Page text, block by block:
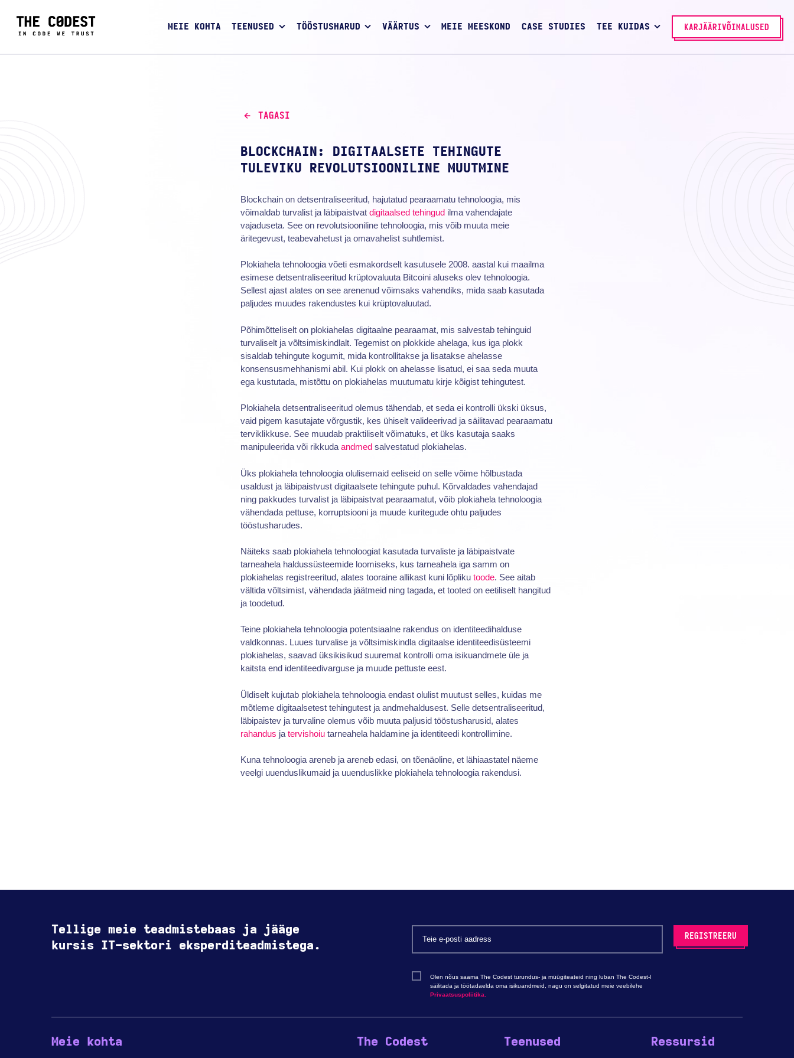
MEIE KOHTA TEENUSED TÖÖSTUSHARUD VÄÄRTUS MEIE MEESKOND CASE STUDIES TEE KUIDAS KARJÄÄRIVÕIMALUSED
TAGASI
BLOCKCHAIN: DIGITAALSETE TEHINGUTE
TULEVIKU REVOLUTSIOONILINE MUUTMINE
Blockchain on detsentraliseeritud, hajutatud pearaamatu tehnoloogia, mis
võimaldab turvalist ja läbipaistvat digitaalsed tehingudilma vahendajate
vajaduseta. See on revolutsiooniline tehnoloogia, mis võib muuta meie
äritegevust, teabevahetust ja omavahelist suhtlemist.
Plokiahela tehnoloogia võeti esmakordselt kasutusele 2008. aastal kui maailma
esimese detsentraliseeritud krüptovaluuta Bitcoini aluseks olev tehnoloogia.
Sellest ajast alates on see arenenud võimsaks vahendiks, mida saab kasutada
paljudes muudes rakendustes kui krüptovaluutad.
Põhimõtteliselt on plokiahelas digitaalne pearaamat, mis salvestab tehinguid
turvaliselt ja võltsimiskindlalt. Tegemist on plokkide ahelaga, kus iga plokk
sisaldab tehingute kogumit, mida kontrollitakse ja lisatakse ahelasse
konsensusmehhanismi abil. Kui plokk on ahelasse lisatud, ei saa seda muuta
ega kustutada, mistõttu on plokiahelas muutumatu kirje kõigist tehingutest.
Plokiahela detsentraliseeritud olemus tähendab, et seda ei kontrolli ükski üksus,
vaid pigem kasutajate võrgustik, kes ühiselt valideerivad ja säilitavad pearaamatu
terviklikkuse. See muudab praktiliselt võimatuks, et üks kasutaja saaks
manipuleerida või rikkuda andmedsalvestatud plokiahelas.
Üks plokiahela tehnoloogia olulisemaid eeliseid on selle võime hõlbustada
usaldust ja läbipaistvust digitaalsete tehingute puhul. Kõrvaldades vahendajad
ning pakkudes turvalist ja läbipaistvat pearaamatut, võib plokiahela tehnoloogia
vähendada pettuse, korruptsiooni ja muude kuritegude ohtu paljudes
tööstusharudes.
Näiteks saab plokiahela tehnoloogiat kasutada turvaliste ja läbipaistvate
tarneahela haldussüsteemide loomiseks, kus tarneahela iga samm on
plokiahelas registreeritud, alates tooraine allikast kuni lõpliku toode. See aitab
vältida võltsimist, vähendada jäätmeid ning tagada, et tooted on eetiliselt hangitud
ja toodetud.
Teine plokiahela tehnoloogia potentsiaalne rakendus on identiteedihalduse
valdkonnas. Luues turvalise ja võltsimiskindla digitaalse identiteedisüsteemi
plokiahelas, saavad üksikisikud suuremat kontrolli oma isikuandmete üle ja
kaitsta end identiteedivarguse ja muude pettuste eest.
Üldiselt kujutab plokiahela tehnoloogia endast olulist muutust selles, kuidas me
mõtleme digitaalsetest tehingutest ja andmehaldusest. Selle detsentraliseeritud,
läbipaistev ja turvaline olemus võib muuta paljusid tööstusharusid, alates
rahandus ja tervishoiutarneahela haldamine ja identiteedi kontrollimine.
Kuna tehnoloogia areneb ja areneb edasi, on tõenäoline, et lähiaastatel näeme
veelgi uuenduslikumaid ja uuenduslikke plokiahela tehnoloogia rakendusi.
Tellige meie teadmistebaas ja jääge
kursis IT-sektori eksperditeadmistega.
Olen nõus saama The Codest turundus- ja müügiteateid ning luban The Codest-l
säilitada ja töötadaelda oma isikuandmeid, nagu on selgitatud meie veebilehe
Privaatsuspoliitika.
Meie kohta The Codest Teenused Ressursid